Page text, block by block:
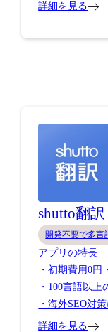
詳細を見る
shutto翻訳
開発不要で多言
アプリの特長
・初期費用0
・100言語以
・海外SEO対
詳細を見る